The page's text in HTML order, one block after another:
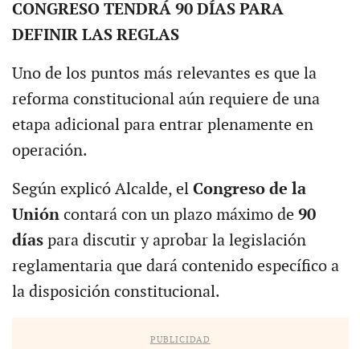
CONGRESO TENDRÁ 90 DÍAS PARA
DEFINIR LAS REGLAS
Uno de los puntos más relevantes es que la
reforma constitucional aún requiere de una
etapa adicional para entrar plenamente en
operación.
Según explicó Alcalde, el Congreso de la
Unióncontará con un plazo máximo de 90
díaspara discutir y aprobar la legislación
reglamentaria que dará contenido específico a
la disposición constitucional.
PUBLICIDAD